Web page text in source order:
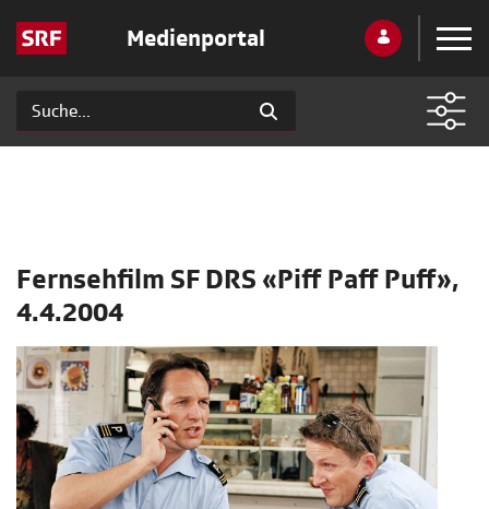
Medienportal
Fernsehfilm SF DRS «Piff Paff Puff»,
4.4.2004